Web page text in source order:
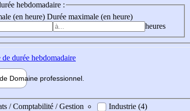
hebdomadaire :
(en heure) Durée maximale (en heure)
heures
durée hebdomadaire
Domaine professionnel
/ Comptabilité / Gestion
Industrie (4)